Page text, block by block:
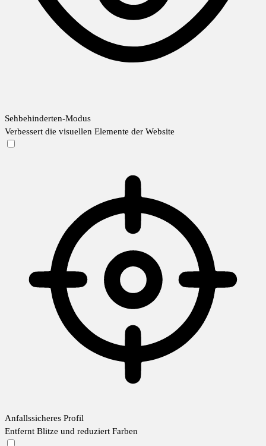
Sehbehinderten-Modus
Verbessert die visuellen Elemente der Website
Anfallssicheres Profil
Entfernt Blitze und reduziert Farben